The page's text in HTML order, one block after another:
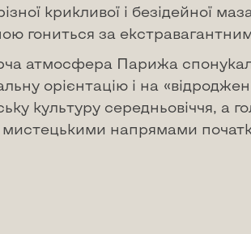
різної крикливої і безідейної
гониться за
атмосфера Парижа
орієнтацію і на
культуру середньовіччя, а
мистецькими напрямами